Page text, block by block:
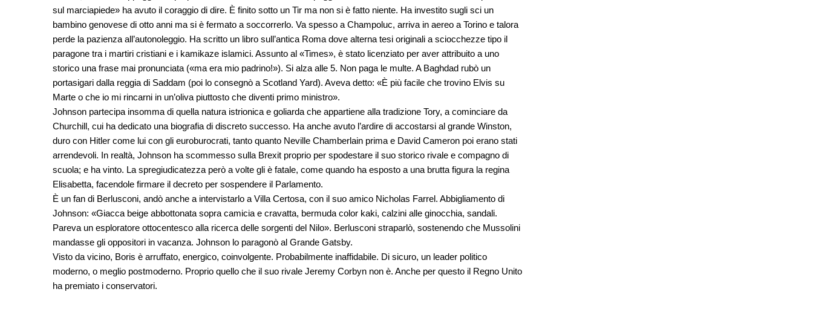
sul marciapiede» ha avuto il coraggio di dire. È finito sotto un Tir ma non si è fatto niente. Ha investito sugli sci un
bambino genovese di otto anni ma si è fermato a soccorrerlo. Va spesso a Champoluc, arriva in aereo a Torino e talora
perde la pazienza all’autonoleggio. Ha scritto un libro sull’antica Roma dove alterna tesi originali a sciocchezze tipo il
paragone tra i martiri cristiani e i kamikaze islamici. Assunto al «Times», è stato licenziato per aver attribuito a uno
storico una frase mai pronunciata («ma era mio padrino!»). Si alza alle 5. Non paga le multe. A Baghdad rubò un
portasigari dalla reggia di Saddam (poi lo consegnò a Scotland Yard). Aveva detto: «È più facile che trovino Elvis su
Marte o che io mi rincarni in un’oliva piuttosto che diventi primo ministro».
Johnson partecipa insomma di quella natura istrionica e goliarda che appartiene alla tradizione Tory, a cominciare da
Churchill, cui ha dedicato una biografia di discreto successo. Ha anche avuto l’ardire di accostarsi al grande Winston,
duro con Hitler come lui con gli euroburocrati, tanto quanto Neville Chamberlain prima e David Cameron poi erano stati
arrendevoli. In realtà, Johnson ha scommesso sulla Brexit proprio per spodestare il suo storico rivale e compagno di
scuola; e ha vinto. La spregiudicatezza però a volte gli è fatale, come quando ha esposto a una brutta figura la regina
Elisabetta, facendole firmare il decreto per sospendere il Parlamento.
È un fan di Berlusconi, andò anche a intervistarlo a Villa Certosa, con il suo amico Nicholas Farrel. Abbigliamento di
Johnson: «Giacca beige abbottonata sopra camicia e cravatta, bermuda color kaki, calzini alle ginocchia, sandali.
Pareva un esploratore ottocentesco alla ricerca delle sorgenti del Nilo». Berlusconi straparlò, sostenendo che Mussolini
mandasse gli oppositori in vacanza. Johnson lo paragonò al Grande Gatsby.
Visto da vicino, Boris è arruffato, energico, coinvolgente. Probabilmente inaffidabile. Di sicuro, un leader politico
moderno, o meglio postmoderno. Proprio quello che il suo rivale Jeremy Corbyn non è. Anche per questo il Regno Unito
ha premiato i conservatori.